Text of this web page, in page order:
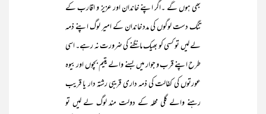
بھی ہوں گے ۔اگر اپنے خاندان اور عزیز و اقارب کے
تنگ دست لوگوں کی مدد خاندان کے امیر لوگ اپنے ذمہ
لے لیں تو کسی کو بھیک مانگنے کی ضرورت نہ رہے۔ اسی
طرح اپنے قرب و جوار میں بسنے والے یتیم بچوں اور بیوہ
عورتوں کی کفالت کی ذمہ داری قریبی رشتہ دار یا قریب
رہنے والے گلی محلہ کے دولت مند لوگ لے لیں تو